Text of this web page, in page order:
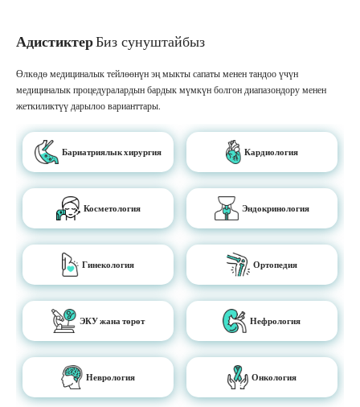
АдистиктерБиз сунуштайбыз
Өлкөдө медициналык тейлөөнүн эң мыкты сапаты менен тандоо үчүн
медициналык процедуралардын бардык мүмкүн болгон диапазондору менен
жеткиликтүү дарылоо варианттары.
Бариатриялык хирургия Кардиология
Косметология Эндокринология
Гинекология Ортопедия
ЭКУ жана төрөт Нефрология
Неврология Онкология